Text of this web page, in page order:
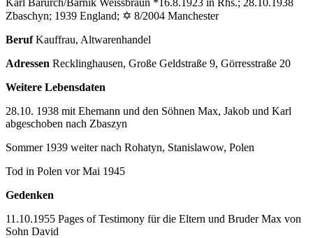
Zbaschyn; 1939 England; ✡ 8/2004 Manchester
BerufKauffrau, Altwarenhandel
Adressen Recklinghausen, Große Geldstraße 9, Görresstraße 20
Weitere Lebensdaten
28.10. 1938 mit Ehemann und den Söhnen Max, Jakob und Karl
abgeschoben nach Zbaszyn
Sommer 1939 weiter nach Rohatyn, Stanislawow, Polen
Tod in Polen vor Mai 1945
Gedenken
11.10.1955 Pages of Testimony für die Eltern und Bruder Max von
Sohn David